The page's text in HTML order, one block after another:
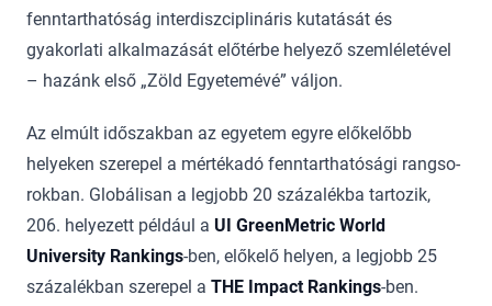
fenntarthatóság interdiszciplináris kutatását és
gyakorlati alkal­ma­zá­sát előtérbe helyező szemléletével
– hazánk első „Zöld Egyetemévé” váljon.
Az elmúlt időszakban az egyetem egyre előkelőbb
helyeken szerepel a mértékadó fenntarthatósági rangso­
rokban. Globálisan a legjobb 20 százalékba tartozik,
206. helyezett például a UI GreenMetric World
University Rankings-ben, előkelő helyen, a legjobb 25
százalékban szerepel a THE Impact Rankings-ben.